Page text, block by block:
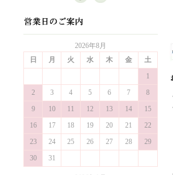
2026年8月
日
月 火 水 木 金
土
1
2
3 4 5 6 7
8
9
10 11 12 13 14
15
16
17 18 19 20 21
22
23
24 25 26 27 28
29
30
31